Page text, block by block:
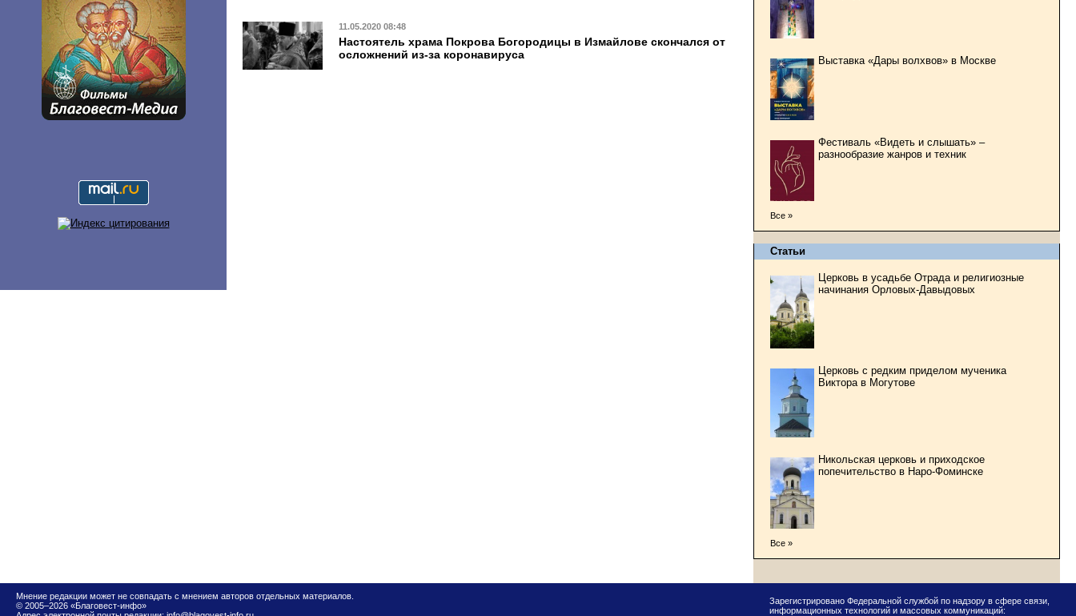
11.05.2020 08:48
Настоятель храма Покрова Богородицы в Измайлове скончался от
осложнений из-за коронавируса
Выставка «Дары волхвов» в Москве
Фестиваль «Видеть и слышать» –
разнообразие жанров и техник
Все »
Статьи
Церковь в усадьбе Отрада и религиозные
начинания Орловых-Давыдовых
Церковь с редким приделом мученика
Виктора в Могутове
Никольская церковь и приходское
попечительство в Наро-Фоминске
Все »
Мнение редакции может не совпадать с мнением авторов отдельных материалов.
© 2005–2026 «Благовест-инфо»
Зарегистрировано Федеральной службой по надзору в сфере связи,
информационных технологий и массовых коммуникаций: